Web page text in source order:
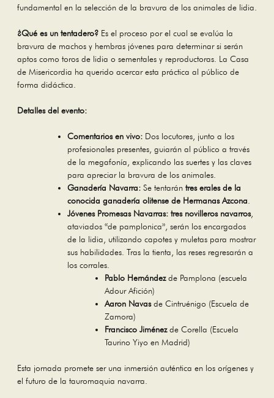
fundamental en la selección de la bravura de los animales de lidia.
¿Qué es un tentadero? Es el proceso por el cual se evalúa la
bravura de machos y hembras jóvenes para determinar si serán
aptos como toros de lidia o sementales y reproductoras. La Casa
de Misericordia ha querido acercar esta práctica al público de
forma didáctica.
Detalles del evento:
Comentarios en vivo: Dos locutores, junto a los
profesionales presentes, guiarán al público a través
de la megafonía, explicando las suertes y las claves
para apreciar la bravura de los animales.
Ganadería Navarra: Se tentarán tres erales de la
conocida ganadería olitense de Hermanas Azcona
Jóvenes Promesas Navarras: tres novilleros navarros,
ataviados «de pamplonica», serán los encargados
de la lidia, utilizando capotes y muletas para mostrar
sus habilidades. Tras la tienta, las reses regresarán a
los corrales.
Pablo Hernándezde Pamplona (escuela
Adour Afición)
Aaron Navasde Cintruénigo (Escuela de
Zamora)
Francisco Jiménezde Corella (Escuela
Taurino Yiyo en Madrid)
Esta jornada promete ser una inmersión auténtica en los orígenes y
el futuro de la tauromaquia navarra.